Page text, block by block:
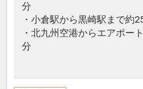
分
・小倉駅から黒崎駅まで約
・北九州空港からエアポー
分